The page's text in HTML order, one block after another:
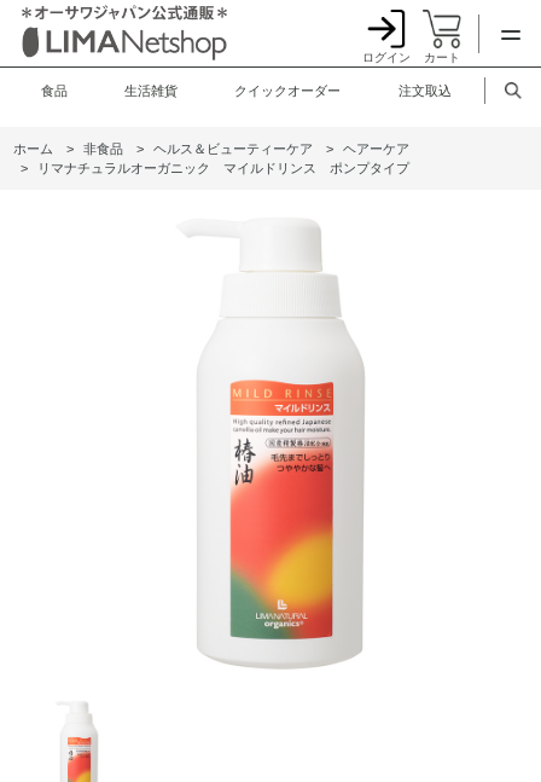
ログイン カート
食品 生活雑貨 クイックオーダー 注文取込
ホーム > 非食品 > ヘルス＆ビューティーケア >
ヘアーケア
>
リマナチュラルオーガニック マイルドリンス ポンプタイプ